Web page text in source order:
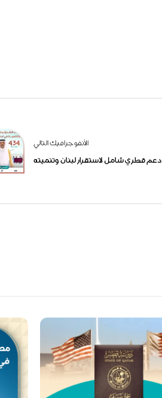
الأنفوجرافيك التالي
دعم قطري شامل لاستقرار لبنان وتنميته